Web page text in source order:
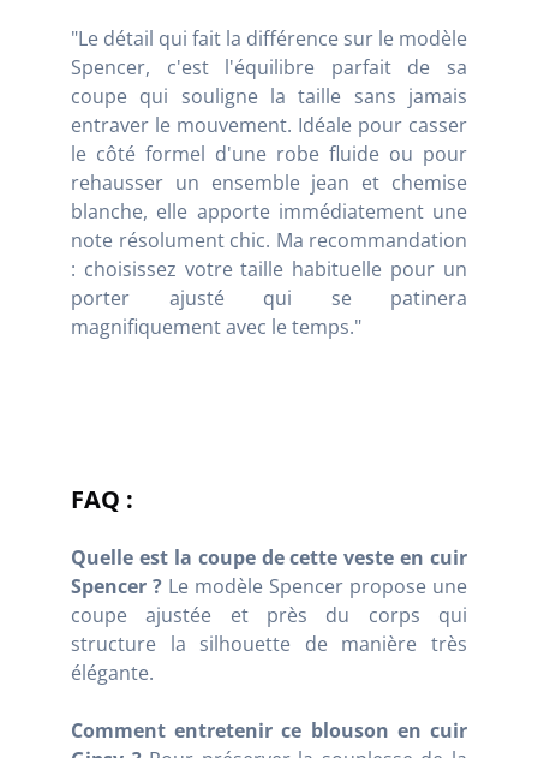
"Le détail qui fait la différence sur le modèle
Spencer, c'est l'équilibre parfait de sa
coupe qui souligne la taille sans jamais
entraver le mouvement. Idéale pour casser
le côté formel d'une robe fluide ou pour
rehausser un ensemble jean et chemise
blanche, elle apporte immédiatement une
note résolument chic. Ma recommandation
: choisissez votre taille habituelle pour un
porter ajusté qui se patinera
magnifiquement avec le temps."
FAQ :
Quelle est la coupe de cette veste en cuir
Spencer ? Le modèle Spencer propose une
coupe ajustée et près du corps qui
structure la silhouette de manière très
élégante.
Comment entretenir ce blouson en cuir